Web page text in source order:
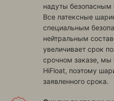
надуты безопасным
Все латексные
специальным
нейтральным
увеличивает срок
срочном заказе, мы
HiFloat, поэтому
заявленного срока.